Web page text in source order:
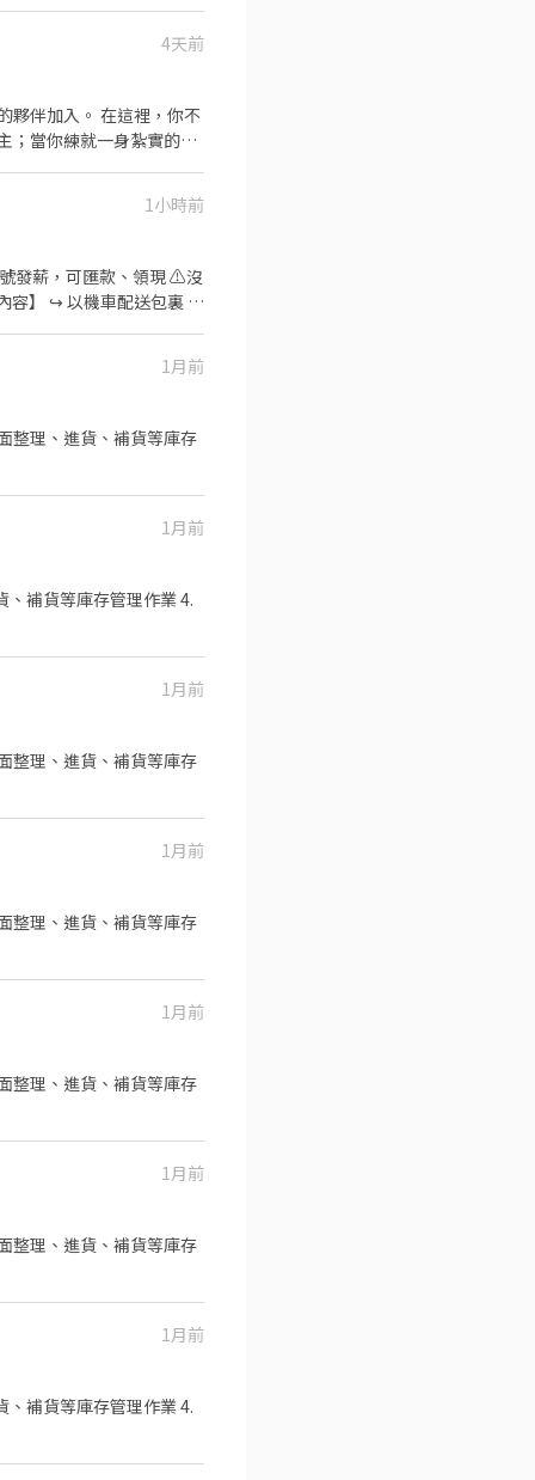
4天前
夥伴加入。 在這裡，你不
；當你練就一身紮實的基
1小時前
發薪，可匯款、領現 ⚠️沒
容】 ↪︎ 以機車配送包裏 ⏰
感欄位（身分證/詳細地1月前
1月前
補貨等庫存管理作業 4.
1月前
整理、進貨、補貨等庫存
1月前
整理、進貨、補貨等庫存
1月前
整理、進貨、補貨等庫存
1月前
整理、進貨、補貨等庫存
1月前
補貨等庫存管理作業 4.